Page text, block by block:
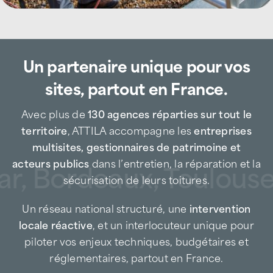
gestionnaires de patrimoine et particuliers
pour tous leurs besoins en maintenance,
réparation et sécurisation de toiture.
Entreprise de couverture de proximité, nous
intervenons aussi bien en prévention qu’en
urgence afin de limiter les risques liés aux
infiltrations, d’éviter les dégradations
structurelles et de prolonger la durée de vie
Spécialiste de la maintenance toiture, ATTILA
agit à chaque étape du cycle de vie de la
couverture, avec la même exigence qu’un
Un partenaire unique pour vos
sites, partout en France.
Avec plus de130 agences réparties sur tout le
territoire, ATTILA accompagne lesentreprises
multisites, gestionnaires de patrimoine et
acteurs publicsdans l’entretien, la réparation et la
sécurisation de leurs toitures.
Un réseau national structuré, une intervention
locale réactive, et un interlocuteur unique pour
piloter vos enjeux techniques, budgétaires et
réglementaires, partout en France.
Bordeaux,